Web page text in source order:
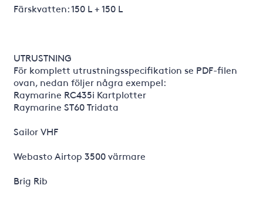
Färskvatten: 150 L + 150 L
UTRUSTNING
För komplett utrustningsspecifikation se PDF-filen
ovan, nedan följer några exempel:
Raymarine RC435i Kartplotter
Raymarine ST60 Tridata
Sailor VHF
Webasto Airtop 3500 värmare
Brig Rib